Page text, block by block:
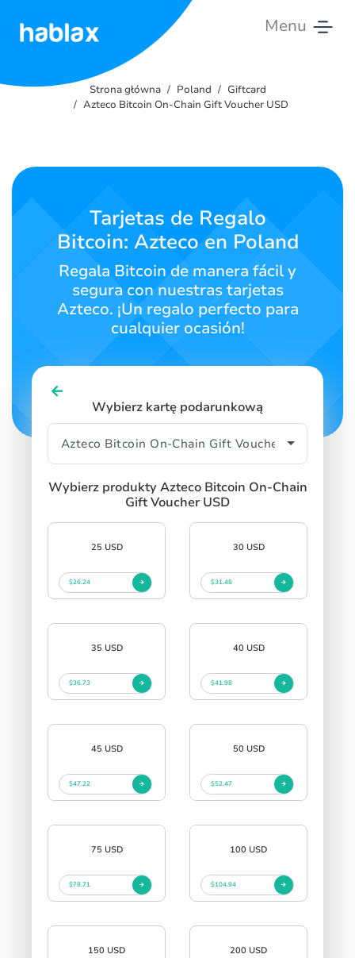
Menu
Kontakt
SIGN INSIGN UP
Strona główna Poland
Giftcard
Azteco Bitcoin On-Chain Gift Voucher USD
Tarjetas de Regalo
Bitcoin: Azteco en Poland
Regala Bitcoin de manera fácil y
segura con nuestras tarjetas
Azteco. ¡Un regalo perfecto para
cualquier ocasión!
Wybierz kartę podarunkową
Wybierz produkty Azteco Bitcoin On-Chain
Gift Voucher USD
25 USD
$26.24
30 USD
$31.48
35 USD
$36.73
40 USD
$41.98
45 USD
$47.22
50 USD
$52.47
75 USD
$78.71
100 USD
$104.94
150 USD 200 USD